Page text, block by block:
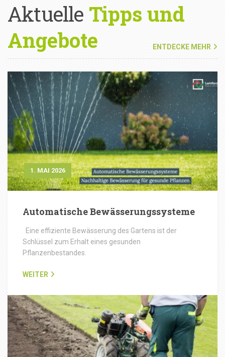
Aktuelle Tipps und
Angebote
ENTDECKE MEHR
1. MAI 2026
Automatische Bewässerungssysteme
Eine effiziente Bewässerung des Gartens ist der
Schlüssel zum Erhalt eines gesunden
Pflanzenbestandes.
WEITER